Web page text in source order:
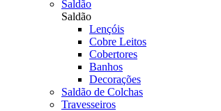
Saldão
Saldão
Lençóis
Cobre Leitos
Cobertores
Banhos
Decorações
Saldão de Colchas
Travesseiros